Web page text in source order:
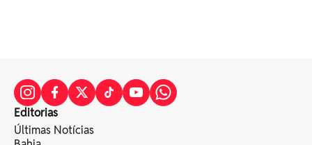
Editorias
Últimas Notícias